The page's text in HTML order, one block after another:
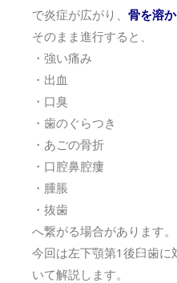
で炎症が広がり、 骨を溶
そのまま進行すると、
・強い痛み
・出血
・口臭
・歯のぐらつき
・あごの骨折
・口腔鼻腔瘻
・腫脹
・抜歯
へ繋がる場合があります。
今回は左下顎第1後臼歯に
いて解説します。